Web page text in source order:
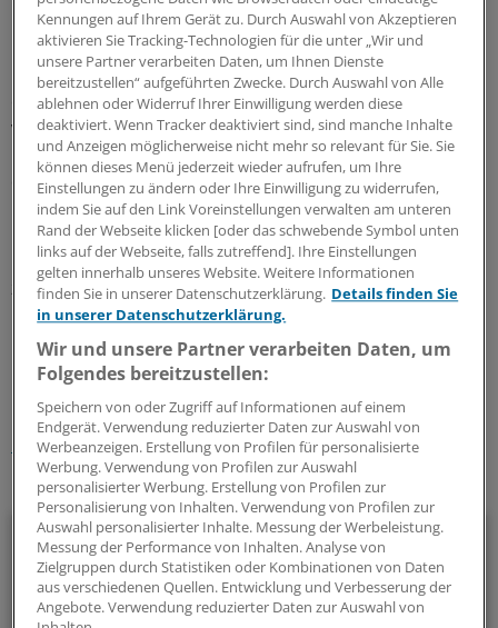
Ersteinschätzung klar ist, dass der Patient weder einen
Rettungswagen noch einen Hausbesuch benötigt,
könnte der Disponent ihm eine Online-Sprechstunde
oder ein Video-Chat mit einem niedergelassenen Arzt
vermitteln. Möglich wäre das durch die Zusammenarbeit
mit dem Anbieter Teleclinic. Interessierte Ärzte könnten
dort freie Kapazitäten melden. "Das ist ein wirklich
überzeugendes System zur Entlastung und
Entkrampfung des Notdiensts", sagte der Kammer-
Präsident. Ob es tatsächlich zum Einsatz kommt, soll
zeitnah entschieden werden.(iss)
0
Schlagworte:
Berufspolitik Rettungswesen Westfalen-Lippe
Ihr Newsletter zum Thema
Politik & Debatte
Mit diesem Newsletter blicken Sie hinter das tägliche
Geschehen in der Gesundheitspolitik. Mit Analysen,
Kennungen auf Ihrem Gerät zu. Durch Auswahl von Akzeptieren
aktivieren Sie Tracking-Technologien für die unter „Wir und
unsere Partner verarbeiten Daten, um Ihnen Dienste
bereitzustellen“ aufgeführten Zwecke. Durch Auswahl von Alle
ablehnen oder Widerruf Ihrer Einwilligung werden diese
deaktiviert. Wenn Tracker deaktiviert sind, sind manche Inhalte
und Anzeigen möglicherweise nicht mehr so relevant für Sie. Sie
können dieses Menü jederzeit wieder aufrufen, um Ihre
Einstellungen zu ändern oder Ihre Einwilligung zu widerrufen,
indem Sie auf den Link Voreinstellungen verwalten am unteren
Rand der Webseite klicken [oder das schwebende Symbol unten
links auf der Webseite, falls zutreffend]. Ihre Einstellungen
gelten innerhalb unseres Website. Weitere Informationen
finden Sie in unserer Datenschutzerklärung. Details finden Sie
in unserer Datenschutzerklärung.
Wir und unsere Partner verarbeiten Daten, um
Folgendes bereitzustellen:
Speichern von oder Zugriff auf Informationen auf einem
Endgerät. Verwendung reduzierter Daten zur Auswahl von
Werbeanzeigen. Erstellung von Profilen für personalisierte
Werbung. Verwendung von Profilen zur Auswahl
personalisierter Werbung. Erstellung von Profilen zur
Personalisierung von Inhalten. Verwendung von Profilen zur
Auswahl personalisierter Inhalte. Messung der Werbeleistung.
Messung der Performance von Inhalten. Analyse von
Zielgruppen durch Statistiken oder Kombinationen von Daten
aus verschiedenen Quellen. Entwicklung und Verbesserung der
Angebote. Verwendung reduzierter Daten zur Auswahl von